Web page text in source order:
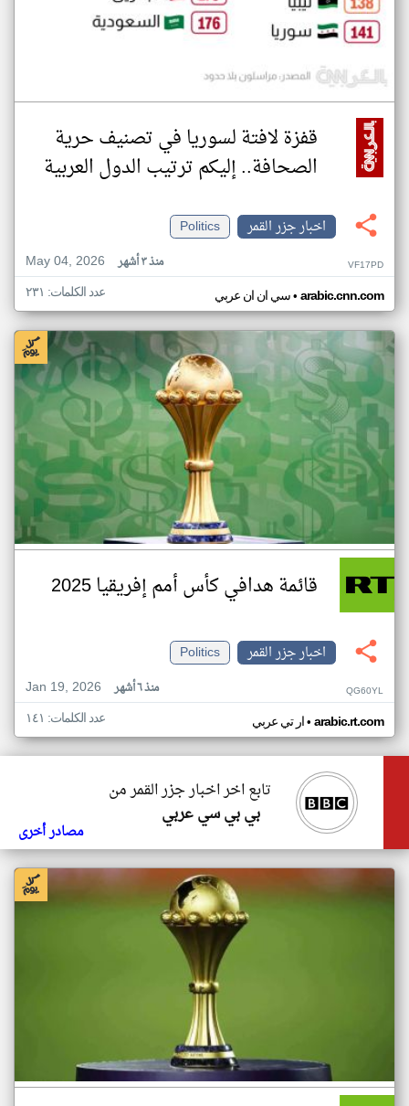
قفزة لافتة لسوريا في تصنيف حرية
الصحافة.. إليكم ترتيب الدول العربية
اخبار جزر القمر
Politics
May 04, 2026
منذ ٣ أشهر VF17PD
سي ان ان عربي• arabic.cnn.com عدد الكلمات: ٢٣١
قائمة هدافي كأس أمم إفريقيا 2025
اخبار جزر القمر
Politics
Jan 19, 2026
منذ ٦ أشهر QG60YL
ار تي عربي• arabic.rt.com عدد الكلمات: ١٤١
تابع اخر اخبار جزر القمر من
بي بي سي عربي
مصادر أخرى